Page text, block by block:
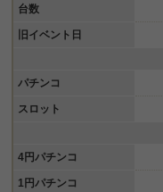
台数
旧イベント日
パチンコ
スロット
4円パチンコ
1円パチンコ